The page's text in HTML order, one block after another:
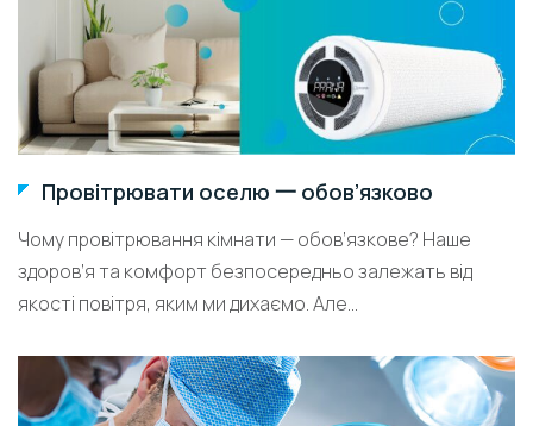
Провітрювати оселю 一 обов’язково
Чому провітрювання кімнати — обов’язкове? Наше
здоров’я та комфорт безпосередньо залежать від
якості повітря, яким ми дихаємо. Але...